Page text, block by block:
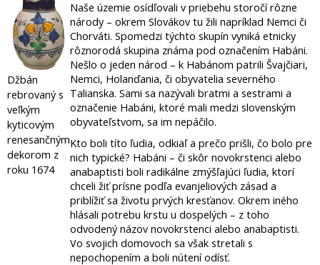
Džbán
rebrovaný s
veľkým
kyticovým
renesančným
dekorom z
roku 1674
Naše územie osídľovali v priebehu storočí rôzne
národy – okrem Slovákov tu žili napríklad Nemci či
Chorváti. Spomedzi týchto skupín vyniká etnicky
rôznorodá skupina známa pod označením Habáni.
Nešlo o jeden národ – k Habánom patrili Švajčiari,
Nemci, Holanďania, či obyvatelia severného
Talianska. Sami sa nazývali bratmi a sestrami a
označenie Habáni, ktoré mali medzi slovenským
obyvateľstvom, sa im nepáčilo.
Kto boli títo ľudia, odkiaľ a prečo prišli, čo bolo pre
nich typické? Habáni – či skôr novokrstenci alebo
anabaptisti boli radikálne zmýšľajúci ľudia, ktorí
chceli žiť prísne podľa evanjeliových zásad a
priblížiť sa životu prvých kresťanov. Okrem iného
hlásali potrebu krstu u dospelých – z toho
odvodený názov novokrstenci alebo anabaptisti.
Vo svojich domovoch sa však stretali s
nepochopením a boli nútení odísť.